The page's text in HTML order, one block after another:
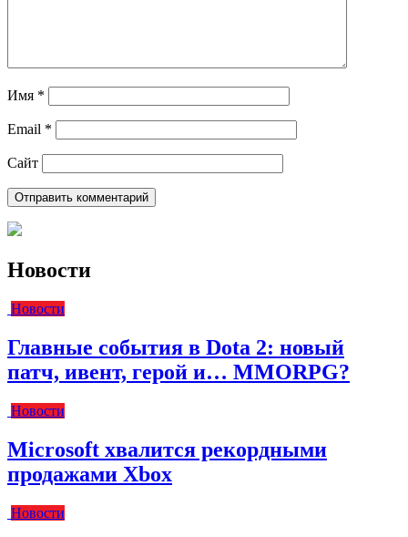
Имя *
Email *
Сайт
Новости
Новости
Главные события в Dota 2: новый
патч, ивент, герой и… MMORPG?
Новости
Microsoft хвалится рекордными
продажами Xbox
Новости